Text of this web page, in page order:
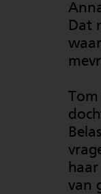
Dat
van